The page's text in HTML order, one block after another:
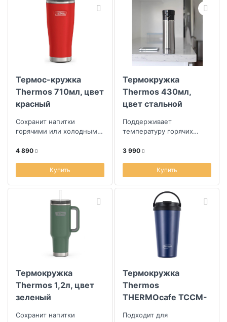
Термос-кружка
Thermos 710мл, цвет
красный
Сохранит напитки
горячими или холодными
4 890
Купить
Термокружка
Thermos 430мл,
цвет стальной
Поддерживает
температуру горячих
3 990
Купить
Термокружка
Thermos 1,2л, цвет
зеленый
Сохранит напитки
Термокружка
Thermos
THERMOcafe TCCM-
Подходит для